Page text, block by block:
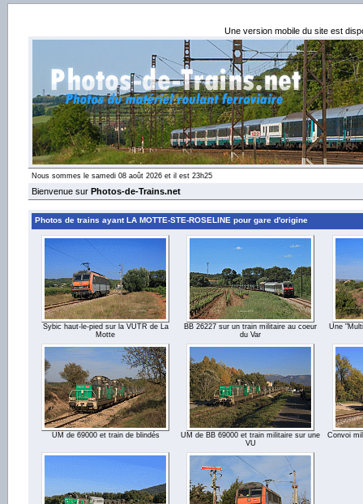
Une version mobile du site est
Nous sommes le samedi 08 août 2026 et il est 23h25
Bienvenue sur Photos-de-Trains.net
Photos de trains ayant LA MOTTE-STE-ROSELINE pour gare d'origine
Sybic haut-le-pied sur la VUTR de La
Motte
BB 26227 sur un train militaire au coeur
du Var
Une
UM de 69000 et train de blindés
UM de BB 69000 et train militaire sur une
VU
Convoi